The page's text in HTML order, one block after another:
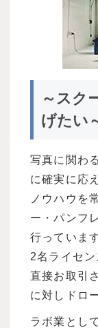
～スク
げたい
写真に関わ
に確実に応
ノウハウを
ー・パンフ
行っています
2名ライセン
直接お取引
に対しドロ
ラボ業とし